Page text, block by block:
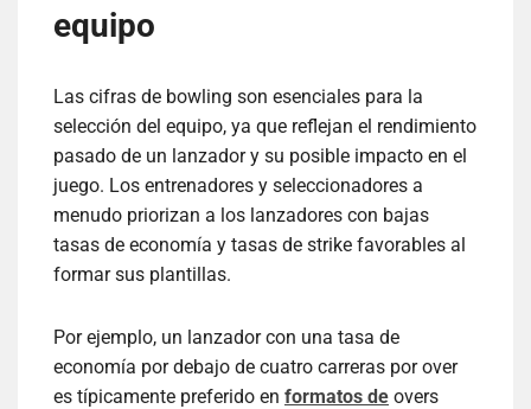
equipo
Las cifras de bowling son esenciales para la
selección del equipo, ya que reflejan el rendimiento
pasado de un lanzador y su posible impacto en el
juego. Los entrenadores y seleccionadores a
menudo priorizan a los lanzadores con bajas
tasas de economía y tasas de strike favorables al
formar sus plantillas.
Por ejemplo, un lanzador con una tasa de
economía por debajo de cuatro carreras por over
es típicamente preferido en formatos de overs